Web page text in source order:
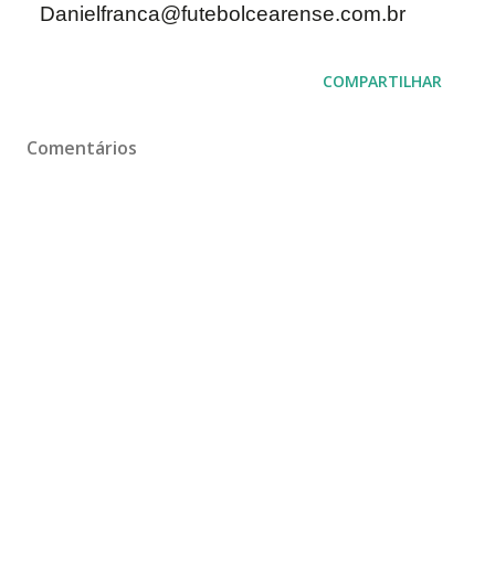
Danielfranca@futebolcearense.com.br
COMPARTILHAR
Comentários